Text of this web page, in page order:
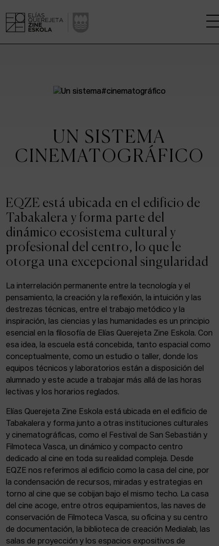
CENTRO DE INVESTIGACIÓN
KINOFABRIKA
LA CASA DEL CINE
ACTUALIDAD
Admisión
Intranet
Facebook Equis Instagram
© Elías Querejeta Zine Eskola 2026
Tabakalera · Andre zigarrogileak plaza, 1
20012 Donostia / San Sebastián
T. 0034 943 545 005
E. info@zine-eskola.eus
UN SISTEMA
CINEMATOGRÁFICO
EQZE está ubicada en el edificio de
Tabakalera y forma parte del
dinámico ecosistema cultural y
profesional del centro, lo que le
otorga una excepcional singularidad
La interrelación permanente entre la tecnología y el
pensamiento, la creación y la reflexión, la intuición y las
destrezas técnicas, entre el trabajo metódico y la
inspiración, las ciencias y las humanidades es un principio
esencial en la filosofía de Elías Querejeta Zine Eskola. Con
esa idea, la escuela está concebida, tanto espacial como
conceptualmente, como un estudio o taller, donde los
equipos técnicos y laboratorios están a disposición del
alumnado y este acude a trabajar más allá de las horas
lectivas y los horarios reglados.
Elías Querejeta Zine Eskola está ubicada en el edificio de
Tabakalera y forma junto a otras instituciones culturales
y cinematográficas, como el Festival de San Sebastián y
Filmoteca Vasca, un dinámico y compacto centro
dedicado al cine en toda su realidad compleja. Desde
EQZE nos referimos al edificio como la casa del cine, por
la condensación de recursos, miradas y estrategias en
torno al cine que se cobijan bajo el mismo techo. La casa
del cine acoge, entre otros equipamientos, las naves de
conservación de Filmoteca Vasca, su oficina y su centro
de documentación, la biblioteca de creación Medialab, las
salas de proyección y los espacios expositivos de